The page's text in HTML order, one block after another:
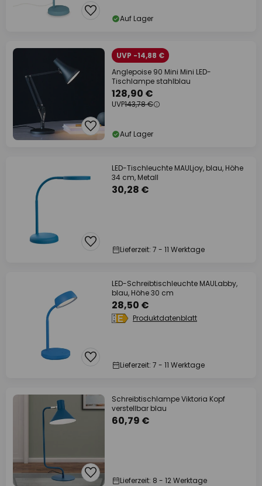
Auf Lager
UVP -14,88 €
Anglepoise 90 Mini Mini LED-
Tischlampe stahlblau
128,90 €
UVP143,78 €
Auf Lager
LED-Tischleuchte MAULjoy, blau, Höhe
34 cm, Metall
30,28 €
Lieferzeit: 7 - 11 Werktage
LED-Schreibtischleuchte MAULabby,
blau, Höhe 30 cm
28,50 €
Produktdatenblatt
Lieferzeit: 7 - 11 Werktage
Schreibtischlampe Viktoria Kopf
verstellbar blau
60,79 €
Lieferzeit: 8 - 12 Werktage